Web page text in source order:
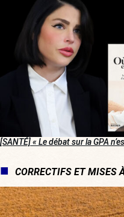
[SANTÉ]« Le débat sur la GPA
CORRECTIFS ET MISES